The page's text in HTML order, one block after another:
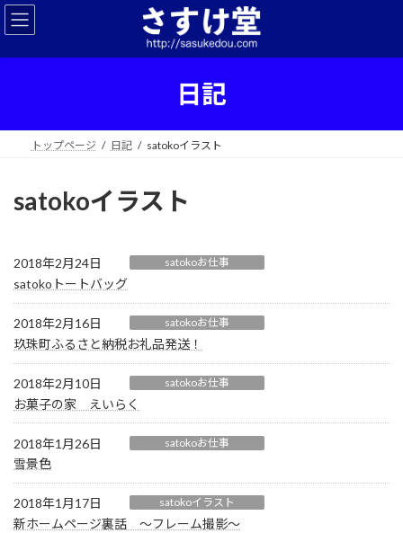
コ
ン
ン
キ
ナ
ビ
ー
に
日記
トップページ 日記 satokoイラスト
satokoイラスト
2018年2月24日 satokoお仕事
satokoトートバッグ
2018年2月16日 satokoお仕事
玖珠町ふるさと納税お礼品発送！
2018年2月10日 satokoお仕事
お菓子の家 えいらく
2018年1月26日 satokoお仕事
雪景色
2018年1月17日 satokoイラスト
新ホームページ裏話 ～フレーム撮影～